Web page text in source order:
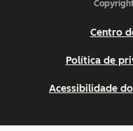
Centro
Política de
Acessibilidade